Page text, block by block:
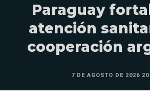
Paraguay
atención
cooperación
7 DE AGOSTO DE 2026